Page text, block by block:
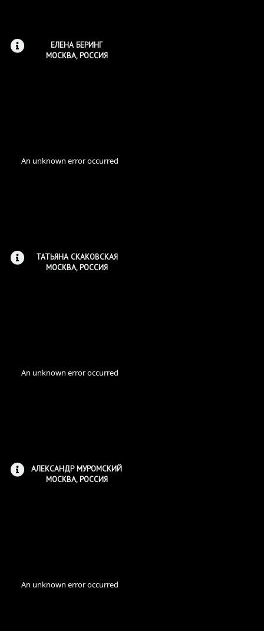
ЕЛЕНА БЕРИНГ
МОСКВА, РОССИЯ
ТАТЬЯНА СКАКОВСКАЯ
МОСКВА, РОССИЯ
АЛЕКСАНДР МУРОМСКИЙ
МОСКВА, РОССИЯ